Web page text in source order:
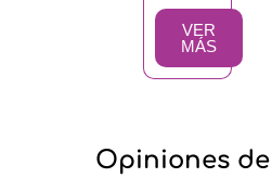
VER
MÁS
Opiniones